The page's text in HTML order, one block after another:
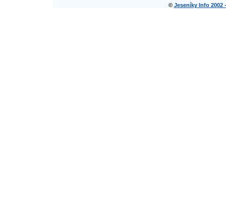
© Jeseníky Info 2002